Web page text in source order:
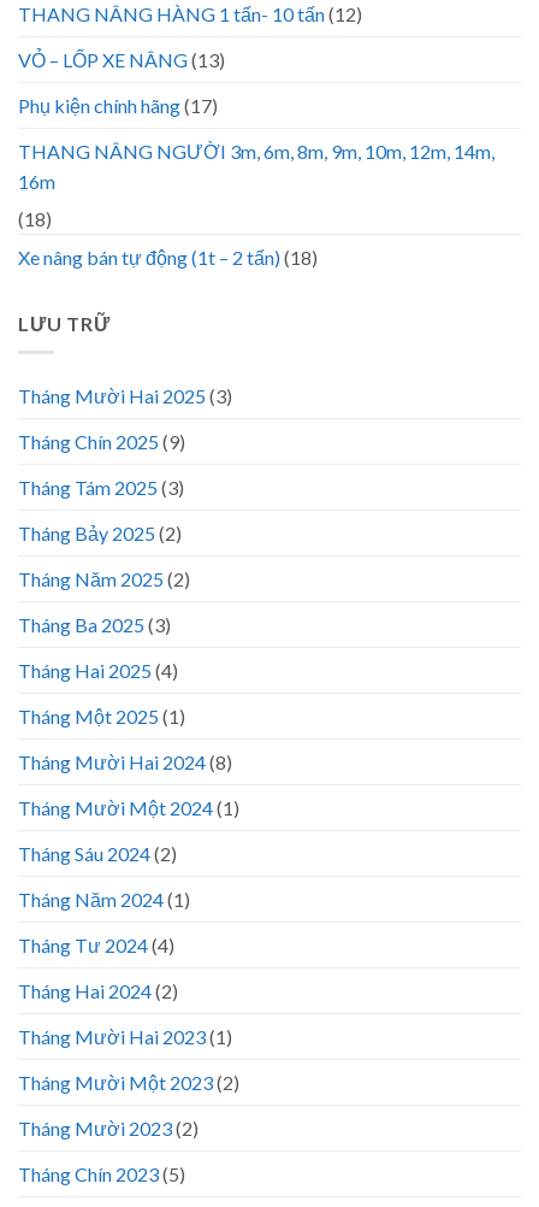
THANG NÂNG HÀNG 1 tấn- 10 tấn(12)
VỎ – LỐP XE NÂNG(13)
Phụ kiện chính hãng(17)
THANG NÂNG NGƯỜI 3m, 6m, 8m, 9m, 10m, 12m, 14m,
16m
(18)
Xe nâng bán tự động (1t – 2 tấn)(18)
LƯU TRỮ
Tháng Mười Hai 2025(3)
Tháng Chín 2025(9)
Tháng Tám 2025(3)
Tháng Bảy 2025(2)
Tháng Năm 2025(2)
Tháng Ba 2025(3)
Tháng Hai 2025(4)
Tháng Một 2025(1)
Tháng Mười Hai 2024(8)
Tháng Mười Một 2024(1)
Tháng Sáu 2024(2)
Tháng Năm 2024(1)
Tháng Tư 2024(4)
Tháng Hai 2024(2)
Tháng Mười Hai 2023(1)
Tháng Mười Một 2023(2)
Tháng Mười 2023(2)
Tháng Chín 2023(5)